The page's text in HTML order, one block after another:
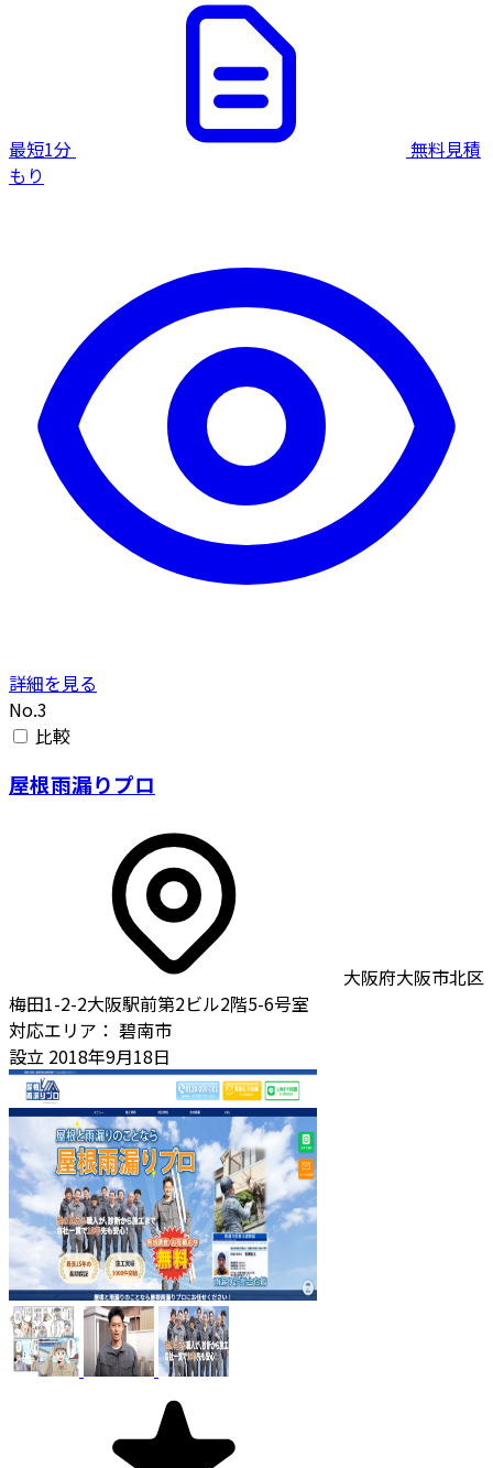
最短1分
無料見積
もり
詳細を見る
No.3
比較
屋根雨漏りプロ
大阪府大阪市北区
梅田1-2-2大阪駅前第2ビル2階5-6号室
対応エリア： 碧南市
設立 2018年9月18日